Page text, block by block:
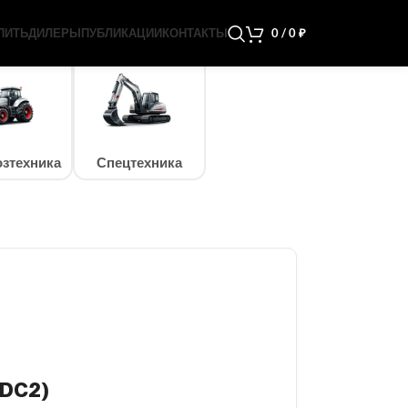
ДИЛЕРЫПУБЛИКАЦИИКОНТАКТЫ 0/0₽
Спецтехника